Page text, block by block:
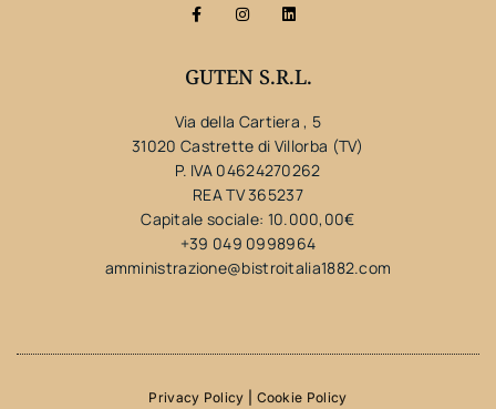
GUTEN S.R.L.
Via della Cartiera , 5
31020 Castrette di Villorba (TV)
P. IVA 04624270262
REA TV 365237
Capitale sociale: 10.000,00€
+39 049 0998964
amministrazione@bistroitalia1882.com
Privacy Policy Cookie Policy